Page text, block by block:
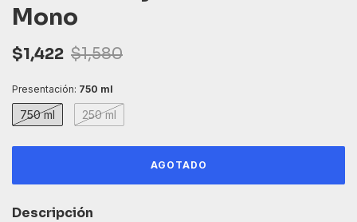
Mono
$1,422 $1,580
Presentación: 750 ml
750 ml 250 ml
Descripción